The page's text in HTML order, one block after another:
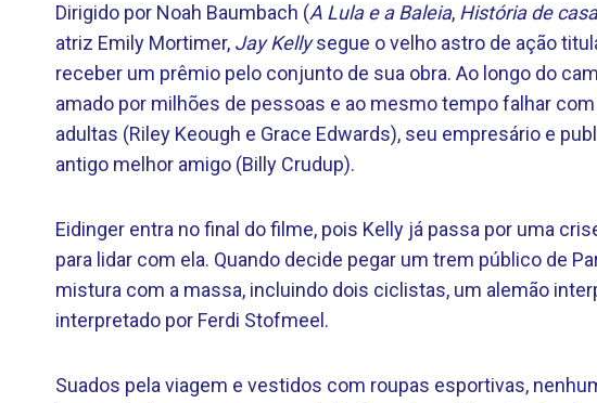
Dirigido por Noah Baumbach (A Lula e a Baleia, História de
atriz Emily Mortimer, Jay Kellysegue o velho astro de ação
receber um prêmio pelo conjunto de sua obra. Ao longo do
amado por milhões de pessoas e ao mesmo tempo falhar
adultas (Riley Keough e Grace Edwards), seu empresário e
antigo melhor amigo (Billy Crudup).
Eidinger entra no final do filme, pois Kelly já passa por uma
para lidar com ela. Quando decide pegar um trem público de
mistura com a massa, incluindo dois ciclistas, um alemão
interpretado por Ferdi Stofmeel.
Suados pela viagem e vestidos com roupas esportivas,